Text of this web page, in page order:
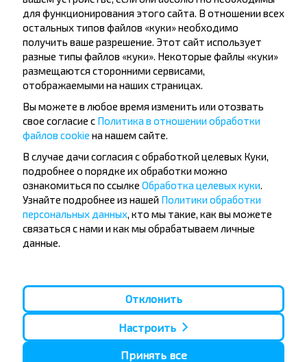
Подписаться
Вопрос - Ответ
Как можно забронировать билет на
рейс Бегомль-Псков?
Существуют ли ограничения на
Стоит ли искать билеты Бегомль-
для функционирования этого сайта. В отношении всех
остальных типов файлов «куки» необходимо
получить ваше разрешение. Этот сайт использует
разные типы файлов «куки». Некоторые файлы «куки»
размещаются сторонними сервисами,
отображаемыми на наших страницах.
Вы можете в любое время изменить или отозвать
свое согласие с Политика в отношении обработки
файлов cookie на нашем сайте.
В случае дачи согласия с обработкой целевых Куки,
подробнее о порядке их обработки можно
ознакомиться по ссылке Обработка целевых куки.
Узнайте подробнее из нашей Политики обработки
персональных данных, кто мы такие, как вы можете
связаться с нами и как мы обрабатываем личные
данные.
Отклонить
Настроить
Принять все